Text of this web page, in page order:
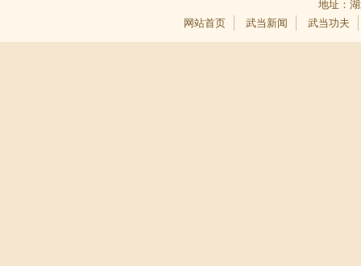
地址：
网站首页
武当新闻 武当功夫